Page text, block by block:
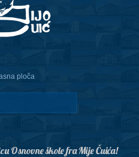
ploča
Osnovne škole fra Mije Čuića!